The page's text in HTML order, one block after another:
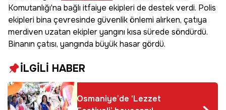
Komutanlığı'na bağlı itfaiye ekipleri de destek verdi. Polis
ekipleri bina çevresinde güvenlik önlemi alırken, çatıya
merdiven uzatan ekipler yangını kısa sürede söndürdü.
Binanın çatısı, yangında büyük hasar gördü.
İLGİLİ HABER
Osmaniye’de 'Lezzet